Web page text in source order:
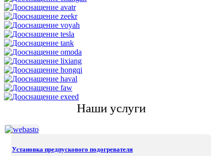
Наши услуги
Установка предпускового подогревателя